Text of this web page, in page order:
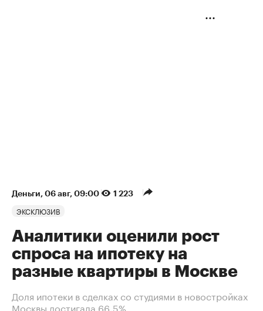
Деньги⁠, 06 авг, 09:00 1 223
ЭКСКЛЮЗИВ
Аналитики оценили рост
спроса на ипотеку на
разные квартиры в Москве
Доля ипотеки в сделках со студиями в новостройках
Москвы достигала 66,5%